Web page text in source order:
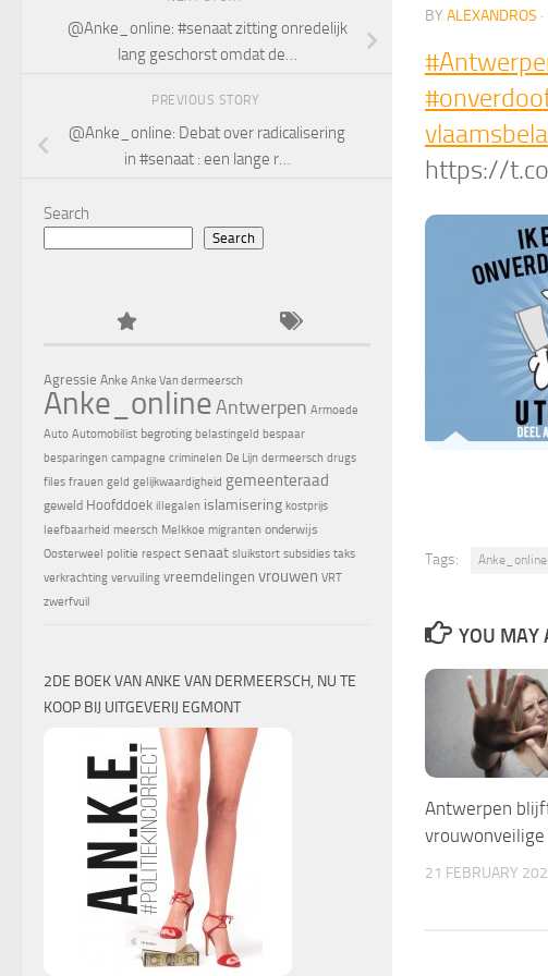
BY ALEXANDROS ·
https://
Tags: Anke_online
YOU MAY
Antwerpen
vrouwonveilige
21 FEBRUARY
@Anke_online: #senaat zitting onredelijk
lang geschorst omdat de…
PREVIOUS STORY
@Anke_online: Debat over radicalisering
in #senaat : een lange r…
Search
Search
Agressie Anke Anke Van dermeersch
Anke_onlineAntwerpen Armoede
Auto Automobilist begroting belastingeld bespaar
besparingen campagne criminelen De Lijn dermeersch drugs
files frauen geld gelijkwaardigheid gemeenteraad
geweld Hoofddoek illegalen islamisering kostprijs
leefbaarheid meersch Melkkoe migranten onderwijs
Oosterweel politie respect senaat sluikstort subsidies taks
verkrachting vervuiling vreemdelingen vrouwen VRT
zwerfvuil
2DE BOEK VAN ANKE VAN DERMEERSCH, NU TE
KOOP BIJ UITGEVERIJ EGMONT